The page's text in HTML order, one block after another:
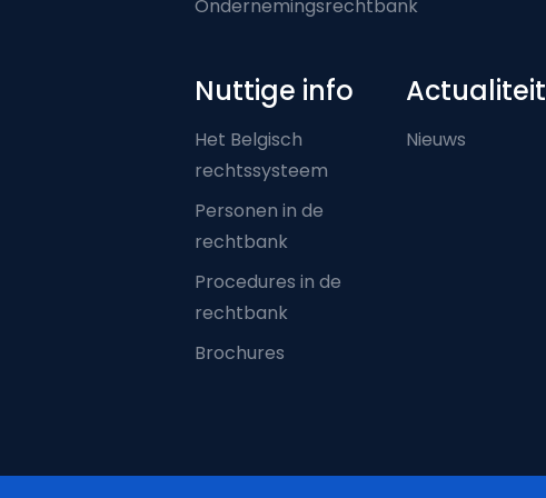
Ondernemingsrechtbank
Nuttige info
Het Belgisch
rechtssysteem
Personen in de
rechtbank
Procedures in de
rechtbank
Brochures
Actualiteit
Nieuws